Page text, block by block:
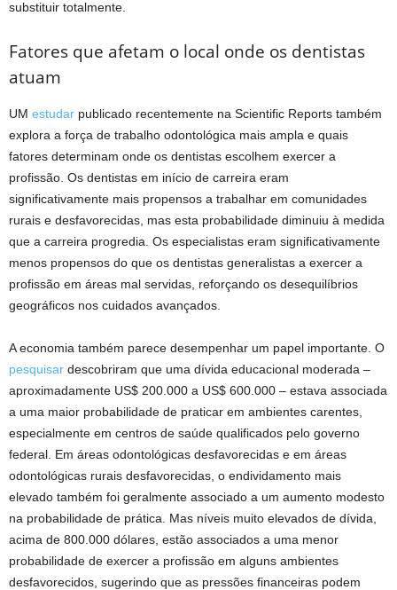
substituir totalmente.
Fatores que afetam o local onde os dentistas
atuam
UM estudar publicado recentemente na Scientific Reports também
explora a força de trabalho odontológica mais ampla e quais
fatores determinam onde os dentistas escolhem exercer a
profissão. Os dentistas em início de carreira eram
significativamente mais propensos a trabalhar em comunidades
rurais e desfavorecidas, mas esta probabilidade diminuiu à medida
que a carreira progredia. Os especialistas eram significativamente
menos propensos do que os dentistas generalistas a exercer a
profissão em áreas mal servidas, reforçando os desequilíbrios
geográficos nos cuidados avançados.
A economia também parece desempenhar um papel importante. O
pesquisar descobriram que uma dívida educacional moderada –
aproximadamente US$ 200.000 a US$ 600.000 – estava associada
a uma maior probabilidade de praticar em ambientes carentes,
especialmente em centros de saúde qualificados pelo governo
federal. Em áreas odontológicas desfavorecidas e em áreas
odontológicas rurais desfavorecidas, o endividamento mais
elevado também foi geralmente associado a um aumento modesto
na probabilidade de prática. Mas níveis muito elevados de dívida,
acima de 800.000 dólares, estão associados a uma menor
probabilidade de exercer a profissão em alguns ambientes
desfavorecidos, sugerindo que as pressões financeiras podem